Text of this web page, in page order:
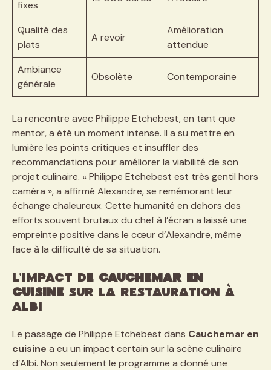
fixes
Qualité des
plats
A revoir
Amélioration
attendue
Ambiance
générale
Obsolète Contemporaine
La rencontre avec Philippe Etchebest, en tant que
mentor, a été un moment intense. Il a su mettre en
lumière les points critiques et insuffler des
recommandations pour améliorer la viabilité de son
projet culinaire. « Philippe Etchebest est très gentil hors
caméra », a affirmé Alexandre, se remémorant leur
échange chaleureux. Cette humanité en dehors des
efforts souvent brutaux du chef à l’écran a laissé une
empreinte positive dans le cœur d’Alexandre, même
face à la difficulté de sa situation.
L’impact de Cauchemar en
cuisinesur la restauration à
Albi
Le passage de Philippe Etchebest dans Cauchemar en
cuisine a eu un impact certain sur la scène culinaire
d’Albi. Non seulement le programme a donné une